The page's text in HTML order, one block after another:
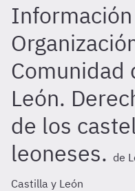
Comunidad
León.
de los
leoneses. de
Castilla y León